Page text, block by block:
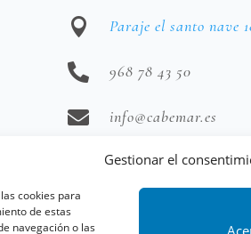
Gestionar el
cookies para
de estas
navegación o las
 Paraje el santo nave
 968 78 43 50
 info@cabemar.es
© 2026 Juan Pedro Rodriguez